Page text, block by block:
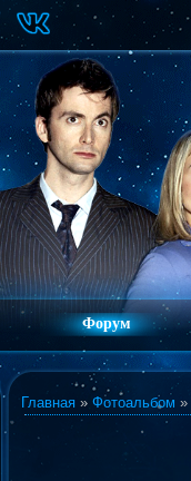
Форум
Главная » Фотоальбом »